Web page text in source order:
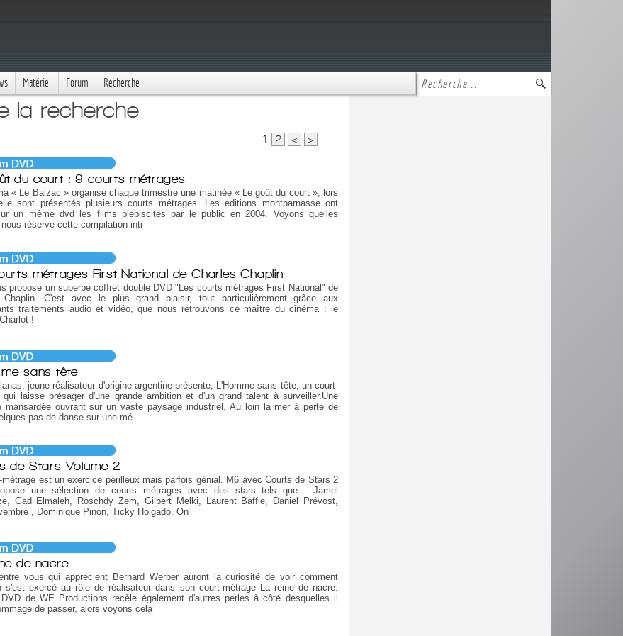
Matériel Forum Recherche
la recherche
1 2 < >
du court : 9 courts métrages
« Le Balzac » organise chaque trimestre une matinée « Le goût du court », lors
sont présentés plusieurs courts métrages. Les editions montparnasse ont
un même dvd les films plebiscités par le public en 2004. Voyons quelles
réserve cette compilation inti
métrages First National de Charles Chaplin
propose un superbe coffret double DVD "Les courts métrages First National" de
Chaplin. C'est avec le plus grand plaisir, tout particulièrement grâce aux
traitements audio et vidéo, que nous retrouvons ce maître du cinéma : le
!
sans tête
jeune réalisateur d'origine argentine présente, L'Homme sans tête, un court-
qui laisse présager d'une grande ambition et d'un grand talent à surveiller.Une
mansardée ouvrant sur un vaste paysage industriel. Au loin la mer à perte de
pas de danse sur une mé
de Stars Volume 2
métrage est un exercice périlleux mais parfois génial. M6 avec Courts de Stars 2
une sélection de courts métrages avec des stars tels que : Jamel
Gad Elmaleh, Roschdy Zem, Gilbert Melki, Laurent Baffie, Daniel Prévost,
, Dominique Pinon, Ticky Holgado. On
de nacre
vous qui apprécient Bernard Werber auront la curiosité de voir comment
s'est exercé au rôle de réalisateur dans son court-métrage La reine de nacre.
de WE Productions recèle également d'autres perles à côté desquelles il
de passer, alors voyons cela